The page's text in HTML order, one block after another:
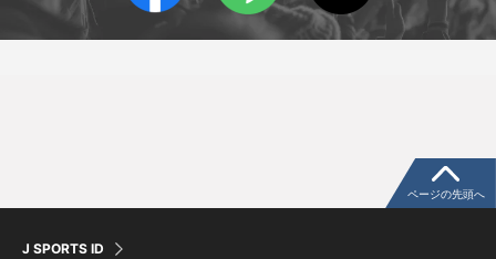
J SPORTS ID
ページの先頭へ